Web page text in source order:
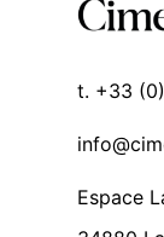
t. +33
Espace